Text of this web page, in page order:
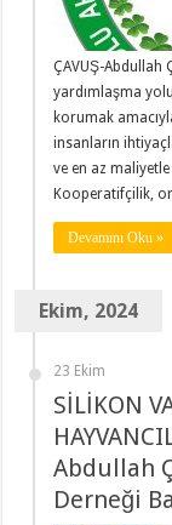
ÇAVUŞ-Abdullah
yardımlaşma
korumak
insanların
ve en az
Kooperatifçilik,
Devamını Oku »
Ekim, 2024
23 Ekim
SİLİKON
Abdullah
Derneği